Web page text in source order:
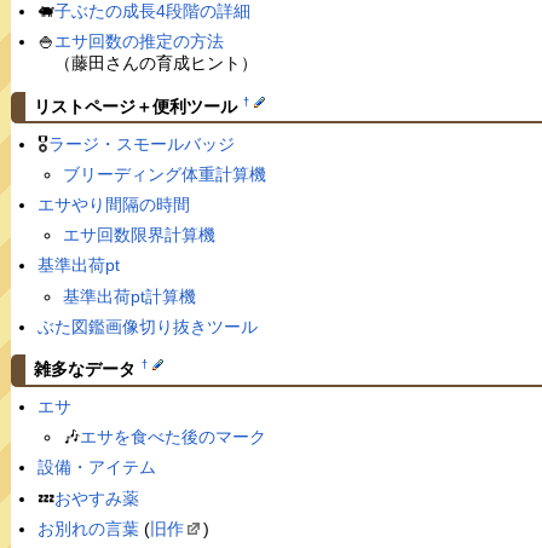
🐖子ぶたの成長4段階の詳細
🍚エサ回数の推定の方法
（藤田さんの育成ヒント）
リストページ＋便利ツール †
🎖ラージ・スモールバッジ
ブリーディング体重計算機
エサやり間隔の時間
エサ回数限界計算機
基準出荷pt
基準出荷pt計算機
ぶた図鑑画像切り抜きツール
雑多なデータ †
エサ
🎶エサを食べた後のマーク
設備・アイテム
💤おやすみ薬
お別れの言葉(旧作 )